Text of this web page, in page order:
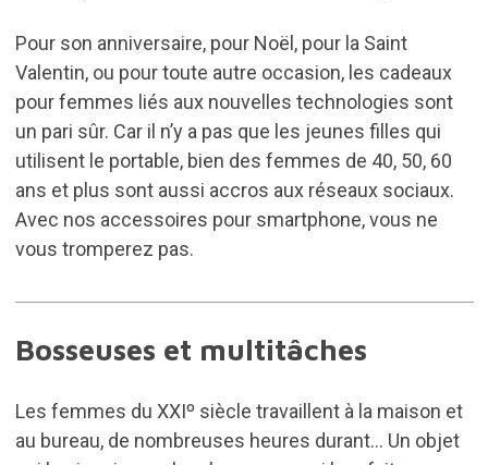
Pour son anniversaire, pour Noël, pour la Saint
Valentin, ou pour toute autre occasion, les cadeaux
pour femmes liés aux nouvelles technologies sont
un pari sûr. Car il n’y a pas que les jeunes filles qui
utilisent le portable, bien des femmes de 40, 50, 60
ans et plus sont aussi accros aux réseaux sociaux.
Avec nos accessoires pour smartphone, vous ne
vous tromperez pas.
Bosseuses et multitâches
Les femmes du XXIº siècle travaillent à la maison et
au bureau, de nombreuses heures durant... Un objet